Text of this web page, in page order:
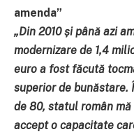
amenda”
„Din 2010 și până azi
modernizare de 1,4
euro a fost făcută
superior de bunăstare.
de 80, statul român
accept o capacitate